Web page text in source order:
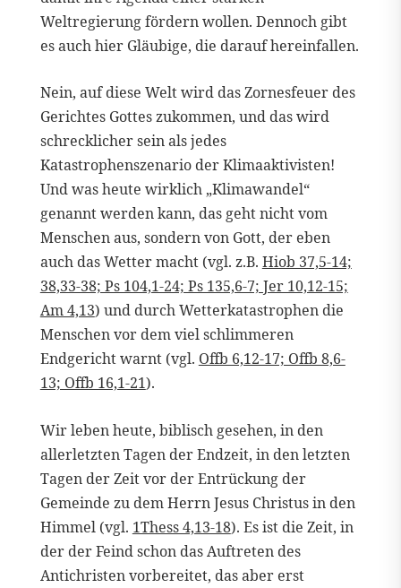
Weltregierung fördern wollen. Dennoch gibt
es auch hier Gläubige, die darauf hereinfallen.
Nein, auf diese Welt wird das Zornesfeuer des
Gerichtes Gottes zukommen, und das wird
schrecklicher sein als jedes
Katastrophenszenario der Klimaaktivisten!
Und was heute wirklich „Klimawandel“
genannt werden kann, das geht nicht vom
Menschen aus, sondern von Gott, der eben
auch das Wetter macht (vgl. z.B. Hiob 37,5-14;
38,33-38; Ps 104,1-24; Ps 135,6-7; Jer 10,12-15;
Am 4,13) und durch Wetterkatastrophen die
Menschen vor dem viel schlimmeren
Endgericht warnt (vgl. Offb 6,12-17; Offb 8,6-
13; Offb 16,1-21).
Wir leben heute, biblisch gesehen, in den
allerletzten Tagen der Endzeit, in den letzten
Tagen der Zeit vor der Entrückung der
Gemeinde zu dem Herrn Jesus Christus in den
Himmel (vgl. 1Thess 4,13-18). Es ist die Zeit, in
der der Feind schon das Auftreten des
Antichristen vorbereitet, das aber erst